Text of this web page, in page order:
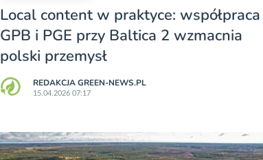
Local content w praktyce: współpraca
GPB i PGE przy Baltica 2 wzmacnia
polski przemysł
REDAKCJA GREEN-NEWS.PL
15.04.2026 07:17